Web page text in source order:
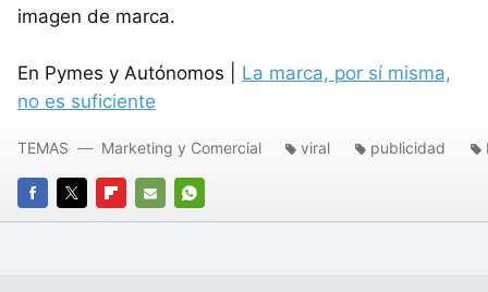
imagen de marca.
En Pymes y Autónomos | La marca, por sí misma,
no es suficiente
FACEBOOK
TWITTERFLIPBOARD
E-
WHATSAPP
TEMAS Marketing y Comercial viral publicidad